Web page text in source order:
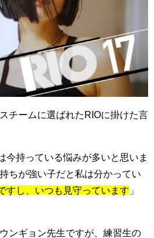
チームに選ばれたRIOに掛けた言
今持っている悩みが多いと思いま
ちが強い子だと私は分かってい
すし、いつも見守っています 」
ンギョン先生ですが、練習生の